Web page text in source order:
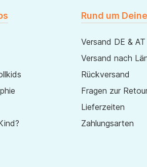
Rund um
Versand DE & AT
Versand nach
Rückversand
Fragen zur
Lieferzeiten
Zahlungsarten